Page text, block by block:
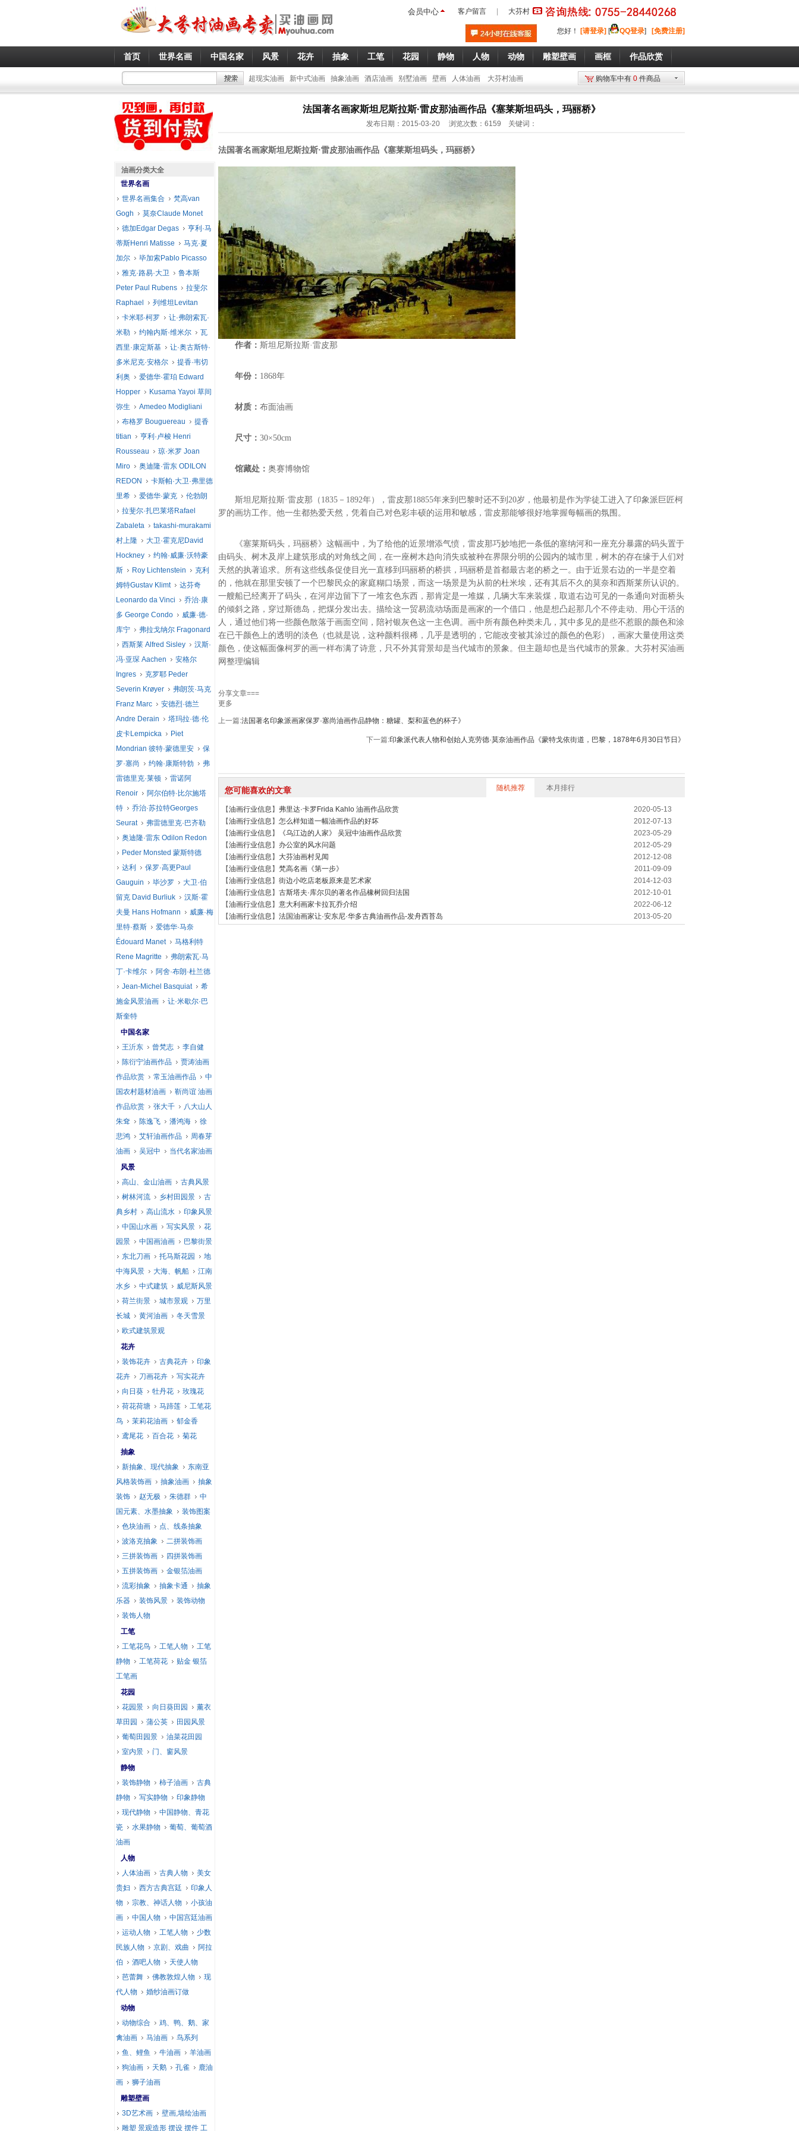
会员中心 客户留言 大芬村
您好 ！ [请登录] [ QQ登录] [免费注册]
首页 世界名画 中国名家 风景 花卉 抽象 工笔 花园 静物 人物 动物 雕塑壁画 画框 作品欣赏
超现实油画 新中式油画 抽象油画 酒店油画 别墅油画 壁画 人体油画 大芬村油画 购物车中有 0 件商品
法国著名画家斯坦尼斯拉斯·雷皮那油画作品《塞莱斯坦码头，玛丽桥》
发布日期：2015-03-20 浏览次数：6159 关键词：
法国著名画家斯坦尼斯拉斯·雷皮那油画作品《塞莱斯坦码头，玛丽桥》
作者： 斯坦尼斯拉斯·雷皮那
年份： 1868年
材质： 布面油画
尺寸： 30×50cm
馆藏处： 奥赛博物馆
斯坦尼斯拉斯·雷皮那（1835－1892年），雷皮那18855年来到巴黎时还不到20岁，他最初是作为学徒工进入了印象派巨匠柯
罗的画坊工作。他一生都热爱天然，凭着自己对色彩丰硕的运用和敏感，雷皮那能够很好地掌握每幅画的氛围。
《塞莱斯码头，玛丽桥》这幅画中，为了给他的近景增添气愤，雷皮那巧妙地把一条低的塞纳河和一座充分暴露的码头置于
由码头、树木及岸上建筑形成的对角线之间，在一座树木趋向消失或被种在界限分明的公园内的城市里，树木的存在缘于人们对
天然的执著追求。所有这些线条促使目光一直移到玛丽桥的桥拱，玛丽桥是首都最古老的桥之一。由于近景右边的一半是空着
的，他就在那里安顿了一个巴黎民众的家庭糊口场景，而这一场景是为从前的杜米埃，还有其后不久的莫奈和西斯莱所认识的。
一艘船已经离开了码头，在河岸边留下了一堆玄色东西，那肯定是一堆媒，几辆大车来装煤，取道右边可见的一条通向对面桥头
的倾斜之路，穿过斯德岛，把煤分发出去。描绘这一贸易流动场面是画家的一个借口，他是想凸起那几个不停走动、用心干活的
人，通过他们将一些颜色散落于画面空间，陪衬银灰色这一主色调。画中所有颜色种类未几，其中多见的是些不惹眼的颜色和涂
在已干颜色上的透明的淡色（也就是说，这种颜料很稀，几乎是透明的，它能改变被其涂过的颜色的色彩），画家大量使用这类
颜色，使这幅面像柯罗的画一样布满了诗意，只不外其背景却是当代城市的景象。但主题却也是当代城市的景象。大芬村买油画
网整理编辑
分享文章===
更多
上一篇:法国著名印象派画家保罗·塞尚油画作品静物：糖罐、梨和蓝色的杯子》
下一篇:印象派代表人物和创始人克劳德·莫奈油画作品《蒙特戈依街道，巴黎，1878年6月30日节日》
您可能喜欢的文章 随机推荐 本月排行
2020-05-13
【油画行业信息 】 弗里达·卡罗Frida Kahlo 油画作品欣赏
2012-07-13
【油画行业信息 】 怎么样知道一幅油画作品的好坏
2023-05-29
【油画行业信息 】
《乌江边的人家》 吴冠中油画作品欣赏
2012-05-29
【油画行业信息 】 办公室的风水问题
2012-12-08
【油画行业信息 】 大芬油画村见闻
2011-09-09
【油画行业信息 】 梵高名画《第一步》
2014-12-03
【油画行业信息 】 街边小吃店老板原来是艺术家
2012-10-01
【油画行业信息 】 古斯塔夫·库尔贝的著名作品橡树回归法国
2022-06-12
【油画行业信息 】 意大利画家卡拉瓦乔介绍
2013-05-20
【油画行业信息 】 法国油画家让·安东尼·华多古典油画作品-发舟西苔岛
油画分类大全
世界名画
世界名画集合
梵高van
Gogh
莫奈Claude Monet
德加Edgar Degas
亨利·马
蒂斯Henri Matisse
马克·夏
加尔
毕加索Pablo Picasso
雅克·路易·大卫
鲁本斯
Peter Paul Rubens
拉斐尔
Raphael
列维坦Levitan
卡米耶·柯罗
让·弗朗索瓦·
米勒
约翰内斯·维米尔
瓦
西里·康定斯基
让·奥古斯特·
多米尼克·安格尔
提香·韦切
利奥
爱德华·霍珀 Edward
Hopper
Kusama Yayoi 草间
弥生
Amedeo Modigliani
布格罗 Bouguereau
提香
titian
亨利·卢梭 Henri
Rousseau
琼·米罗 Joan
Miro
奥迪隆·雷东 ODILON
REDON
卡斯帕·大卫·弗里德
里希
爱德华·蒙克
伦勃朗
拉斐尔·扎巴莱塔Rafael
Zabaleta
takashi-murakami
村上隆
大卫·霍克尼David
Hockney
约翰·威廉·沃特豪
斯
Roy Lichtenstein
克利
姆特Gustav Klimt
达芬奇
Leonardo da Vinci
乔治·康
多 George Condo
威廉·德·
库宁
弗拉戈纳尔 Fragonard
西斯莱 Alfred Sisley
汉斯·
冯·亚琛 Aachen
安格尔
Ingres
克罗耶 Peder
Severin Krøyer
弗朗茨·马克
Franz Marc
安德烈·德兰
Andre Derain
塔玛拉·德·伦
皮卡Lempicka
Piet
Mondrian 彼特·蒙德里安
保
罗·塞尚
约翰·康斯特勃
弗
雷德里克·莱顿
雷诺阿
Renoir
阿尔伯特·比尔施塔
特
乔治·苏拉特Georges
Seurat
弗雷德里克·巴齐勒
奥迪隆·雷东 Odilon Redon
Peder Monsted 蒙斯特德
达利
保罗·高更Paul
Gauguin
毕沙罗
大卫·伯
留克 David Burliuk
汉斯·霍
夫曼 Hans Hofmann
威廉·梅
里特·蔡斯
爱德华·马奈
Édouard Manet
马格利特
Rene Magritte
弗朗索瓦·马
丁·卡维尔
阿舍·布朗·杜兰德
Jean-Michel Basquiat
希
施金风景油画
让·米歇尔·巴
斯奎特
中国名家
王沂东
曾梵志
李自健
陈衍宁油画作品
贾涛油画
作品欣赏
常玉油画作品
中
国农村题材油画
靳尚谊 油画
作品欣赏
张大千
八大山人
朱耷
陈逸飞 潘鸿海
徐
悲鸿
艾轩油画作品
周春芽
油画
吴冠中
当代名家油画
风景
高山、金山油画
古典风景
树林河流
乡村田园景
古
典乡村
高山流水
印象风景
中国山水画
写实风景
花
园景
中国画油画
巴黎街景
东北刀画
托马斯花园
地
中海风景
大海、帆船
江南
水乡
中式建筑
威尼斯风景
荷兰街景
城市景观
万里
长城
黄河油画
冬天雪景
欧式建筑景观
花卉
装饰花卉
古典花卉
印象
花卉
刀画花卉
写实花卉
向日葵
牡丹花
玫瑰花
荷花荷塘
马蹄莲
工笔花
鸟
茉莉花油画
郁金香
鸢尾花
百合花
菊花
抽象
新抽象、现代抽象
东南亚
风格装饰画
抽象油画
抽象
装饰
赵无极 朱德群
中
国元素、水墨抽象
装饰图案
色块油画
点、线条抽象
波洛克抽象
二拼装饰画
三拼装饰画
四拼装饰画
五拼装饰画
金银箔油画
流彩抽象
抽象卡通
抽象
乐器
装饰风景
装饰动物
装饰人物
工笔
工笔花鸟
工笔人物
工笔
静物
工笔荷花
贴金 银箔
工笔画
花园
花园景
向日葵田园
薰衣
草田园
蒲公英
田园风景
葡萄田园景
油菜花田园
室内景
门、窗风景
静物
装饰静物
柿子油画
古典
静物
写实静物
印象静物
现代静物
中国静物、青花
瓷
水果静物
葡萄、葡萄酒
油画
人物
人体油画
古典人物
美女
贵妇
西方古典宫廷
印象人
物
宗教、神话人物
小孩油
画
中国人物
中国宫廷油画
运动人物
工笔人物
少数
民族人物
京剧、戏曲
阿拉
伯
酒吧人物
天使人物
芭蕾舞
佛教敦煌人物
现
代人物
婚纱油画订做
动物
动物综合
鸡、鸭、鹅、家
禽油画
马油画
鸟系列
鱼、鲤鱼
牛油画
羊油画
狗油画
天鹅 孔雀
鹿油
画
狮子油画
雕塑壁画
3D艺术画
壁画,墙绘油画
雕塑 景观造形 摆设 摆件 工